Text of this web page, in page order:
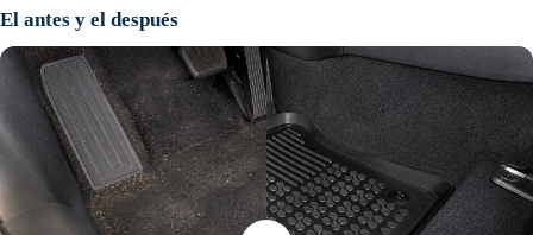
El antes y el después